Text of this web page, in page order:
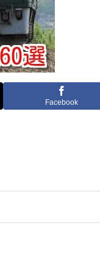
Facebook